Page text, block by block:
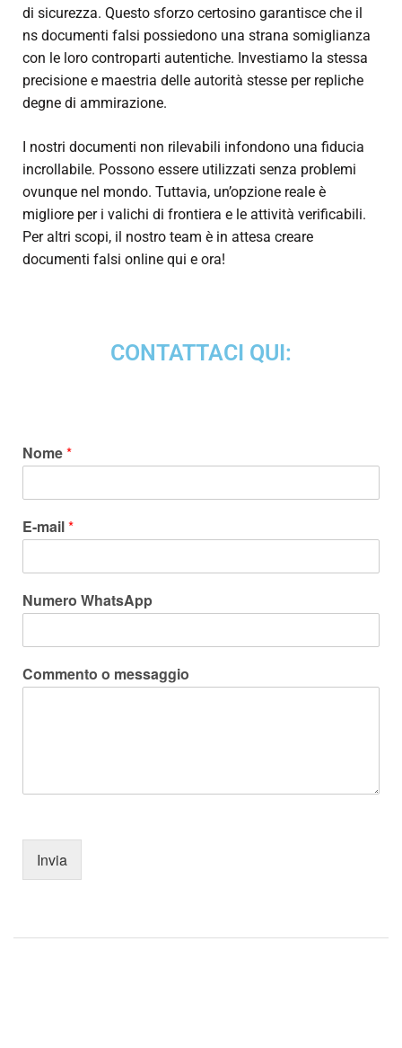
di sicurezza. Questo sforzo certosino garantisce che il
ns documenti falsi possiedono una strana somiglianza
con le loro controparti autentiche. Investiamo la stessa
precisione e maestria delle autorità stesse per repliche
degne di ammirazione.
I nostri documenti non rilevabili infondono una fiducia
incrollabile. Possono essere utilizzati senza problemi
ovunque nel mondo. Tuttavia, un’opzione reale è
migliore per i valichi di frontiera e le attività verificabili.
Per altri scopi, il nostro team è in attesa creare
documenti falsi online qui e ora!
CONTATTACI QUI:
Nome*
E-mail*
Numero WhatsApp
Commento o messaggio
Invia